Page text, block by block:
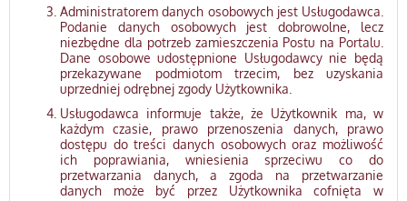
Administratorem danych osobowych jest Usługodawca.
Podanie danych osobowych jest dobrowolne, lecz
niezbędne dla potrzeb zamieszczenia Postu na Portalu.
Dane osobowe udostępnione Usługodawcy nie będą
przekazywane podmiotom trzecim, bez uzyskania
uprzedniej odrębnej zgody Użytkownika.
Usługodawca informuje także, że Użytkownik ma, w
każdym czasie, prawo przenoszenia danych, prawo
dostępu do treści danych osobowych oraz możliwość
ich poprawiania, wniesienia sprzeciwu co do
przetwarzania danych, a zgoda na przetwarzanie
danych może być przez Użytkownika cofnięta w